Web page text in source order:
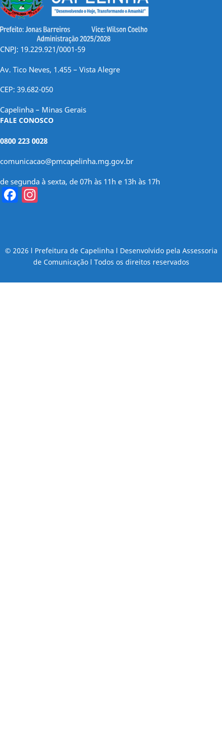
CNPJ: 19.229.921/0001-59
Av. Tico Neves, 1.455 – Vista Alegre
CEP: 39.682-050
Capelinha – Minas Gerais
FALE CONOSCO
0800 223 0028
comunicacao@pmcapelinha.mg.gov.br
de segunda à sexta, de 07h às 11h e 13h às 17h
Facebook
© 2026 l Prefeitura de Capelinha l Desenvolvido pela Assessoria
de Comunicação l Todos os direitos reservados